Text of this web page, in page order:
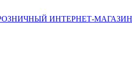
ИНТЕРНЕТ-МАГАЗИН